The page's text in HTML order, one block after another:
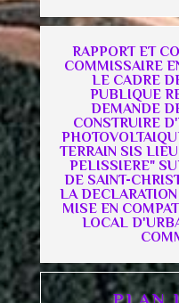
RAPPORT ET
COMMISSAIRE
LE CADRE
PUBLIQUE
DEMANDE
CONSTRUIRE
TERRAIN SIS
PELISSIERE"
DE SAINT-
LA
MISE EN
LOCAL
PLAN